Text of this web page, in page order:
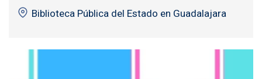
Biblioteca Pública del Estado en Guadalajara